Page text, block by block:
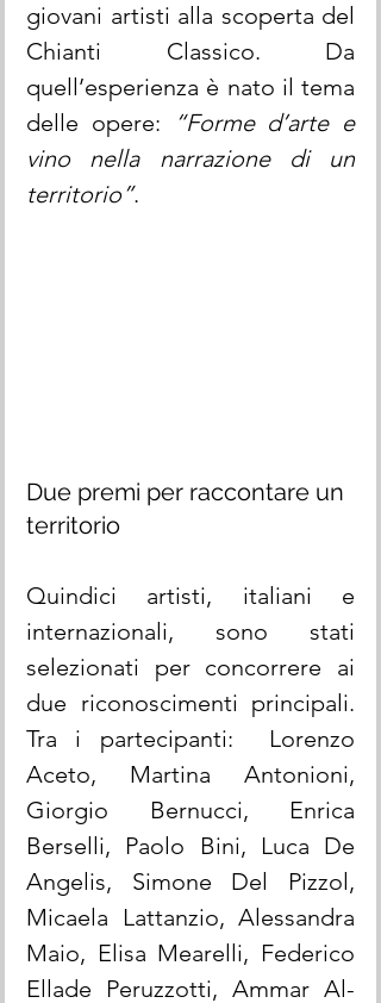
giovani artisti alla scoperta del
Chianti Classico. Da
quell’esperienza è nato il tema
delle opere:
“Forme d’arte e
vino nella narrazione di un
territorio”.
Due premi per raccontare un
territorio
Quindici artisti, italiani e
internazionali, sono stati
selezionati per concorrere ai
due riconoscimenti principali.
Tra i partecipanti:  Lorenzo
Aceto, Martina Antonioni,
Giorgio Bernucci, Enrica
Berselli, Paolo Bini, Luca De
Angelis, Simone Del Pizzol,
Micaela Lattanzio, Alessandra
Maio, Elisa Mearelli, Federico
Ellade Peruzzotti, Ammar Al-